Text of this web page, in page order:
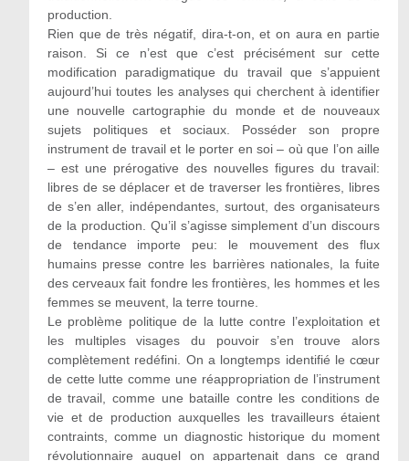
production.
Rien que de très négatif, dira-t-on, et on aura en partie
raison. Si ce n’est que c’est précisément sur cette
modification paradigmatique du travail que s’appuient
aujourd’hui toutes les analyses qui cherchent à identifier
une nouvelle cartographie du monde et de nouveaux
sujets politiques et sociaux. Posséder son propre
instrument de travail et le porter en soi – où que l’on aille
– est une prérogative des nouvelles figures du travail:
libres de se déplacer et de traverser les frontières, libres
de s’en aller, indépendantes, surtout, des organisateurs
de la production. Qu’il s’agisse simplement d’un discours
de tendance importe peu: le mouvement des flux
humains presse contre les barrières nationales, la fuite
des cerveaux fait fondre les frontières, les hommes et les
femmes se meuvent, la terre tourne.
Le problème politique de la lutte contre l’exploitation et
les multiples visages du pouvoir s’en trouve alors
complètement redéfini. On a longtemps identifié le cœur
de cette lutte comme une réappropriation de l’instrument
de travail, comme une bataille contre les conditions de
vie et de production auxquelles les travailleurs étaient
contraints, comme un diagnostic historique du moment
révolutionnaire auquel on appartenait dans ce grand